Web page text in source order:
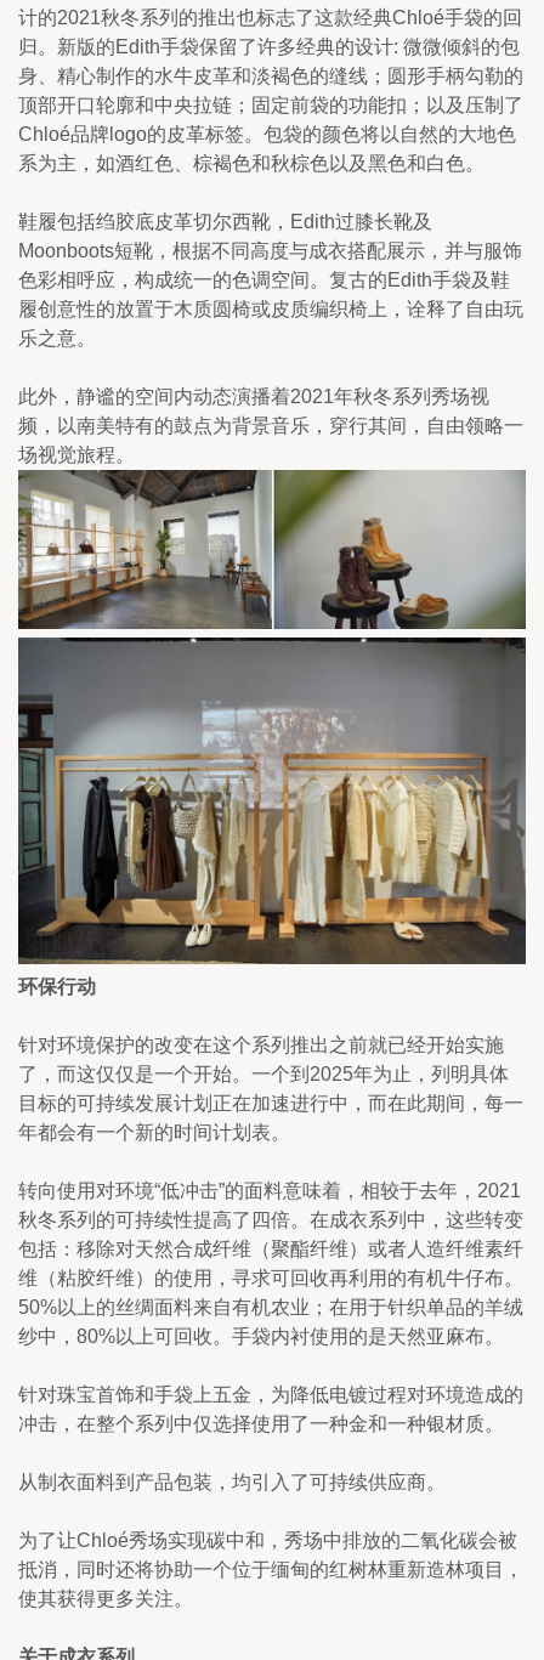
计的2021秋冬系列的推出也标志了这款经典Chloé手袋的回
归。新版的Edith手袋保留了许多经典的设计: 微微倾斜的包
身、精心制作的水牛皮革和淡褐色的缝线；圆形手柄勾勒的
顶部开口轮廓和中央拉链；固定前袋的功能扣；以及压制了
Chloé品牌logo的皮革标签。包袋的颜色将以自然的大地色
系为主，如酒红色、棕褐色和秋棕色以及黑色和白色。
鞋履包括绉胶底皮革切尔西靴，Edith过膝长靴及
Moonboots短靴，根据不同高度与成衣搭配展示，并与服饰
色彩相呼应，构成统一的色调空间。复古的Edith手袋及鞋
履创意性的放置于木质圆椅或皮质编织椅上，诠释了自由玩
乐之意。
此外，静谧的空间内动态演播着2021年秋冬系列秀场视
频，以南美特有的鼓点为背景音乐，穿行其间，自由领略一
场视觉旅程。
环保行动
针对环境保护的改变在这个系列推出之前就已经开始实施
了，而这仅仅是一个开始。一个到2025年为止，列明具体
目标的可持续发展计划正在加速进行中，而在此期间，每一
年都会有一个新的时间计划表。
转向使用对环境“低冲击”的面料意味着，相较于去年，2021
秋冬系列的可持续性提高了四倍。在成衣系列中，这些转变
包括：移除对天然合成纤维（聚酯纤维）或者人造纤维素纤
维（粘胶纤维）的使用，寻求可回收再利用的有机牛仔布。
50%以上的丝绸面料来自有机农业；在用于针织单品的羊绒
纱中，80%以上可回收。手袋内衬使用的是天然亚麻布。
针对珠宝首饰和手袋上五金，为降低电镀过程对环境造成的
冲击，在整个系列中仅选择使用了一种金和一种银材质。
从制衣面料到产品包装，均引入了可持续供应商。
为了让Chloé秀场实现碳中和，秀场中排放的二氧化碳会被
抵消，同时还将协助一个位于缅甸的红树林重新造林项目，
使其获得更多关注。